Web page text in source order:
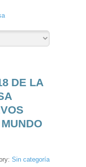
DE LA
Sin categoría